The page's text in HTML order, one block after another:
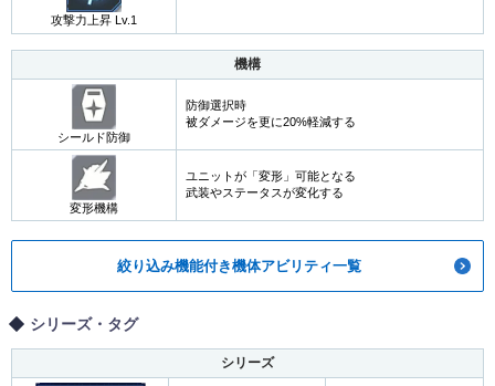
攻撃力上昇 Lv.1
機構
シールド防御
防御選択時
被ダメージを更に20%軽減する
変形機構
ユニットが「変形」可能となる
武装やステータスが変化する
絞り込み機能付き機体アビリティ一覧
シリーズ・タグ
シリーズ